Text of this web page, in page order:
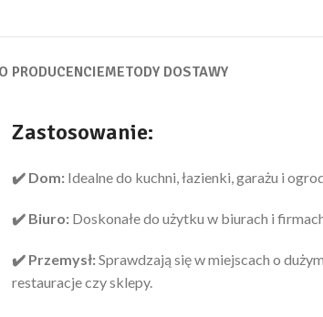
O PRODUCENCIEMETODY DOSTAWY
Zastosowanie:
✔️ Dom: Idealne do kuchni, łazienki, garażu i
✔️ Biuro: Doskonałe do użytku w biurach i
✔️ Przemysł:Sprawdzają się w miejscach o
restauracje czy sklepy.